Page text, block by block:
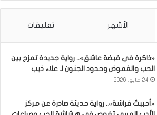
الأشهر تعليقات
«ذاكرة في قبضة عاشق».. رواية جديدة تمزج بين
الحب والغموض وحدود الجنون لـ علاء ذيب
24 مايو، 2026
«أحببتُ فراشة».. رواية حديثة صادرة عن مركز